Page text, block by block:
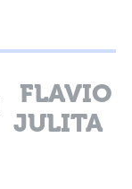
FLAVIO
JULITA